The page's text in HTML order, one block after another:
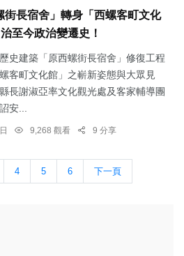
街長宿舍」轉身「西螺客町文化
至今政治變遷史！
史建築「原西螺街長宿舍」修復工程
客町文化館」之嶄新姿態與大眾見
長謝淑亞率文化觀光處及客家輔導團
安...
9,268 觀看 9 分享
4 5 6 下一頁